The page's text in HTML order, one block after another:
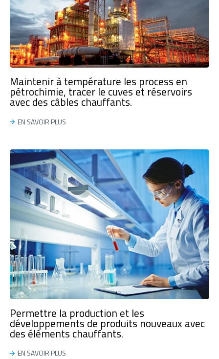
Maintenir à température les process en
pétrochimie, tracer le cuves et réservoirs
avec des câbles chauffants.
EN SAVOIR PLUS
Permettre la production et les
développements de produits nouveaux avec
des éléments chauffants.
EN SAVOIR PLUS